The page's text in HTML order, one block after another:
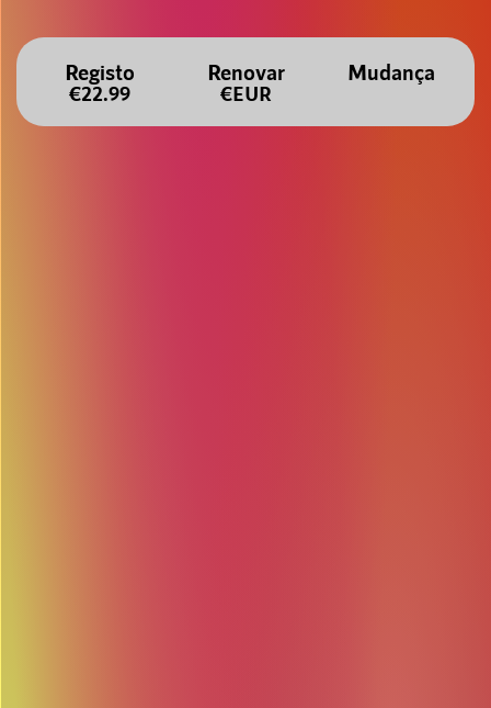
Registo
€22.99
Renovar
€EUR
Mudança